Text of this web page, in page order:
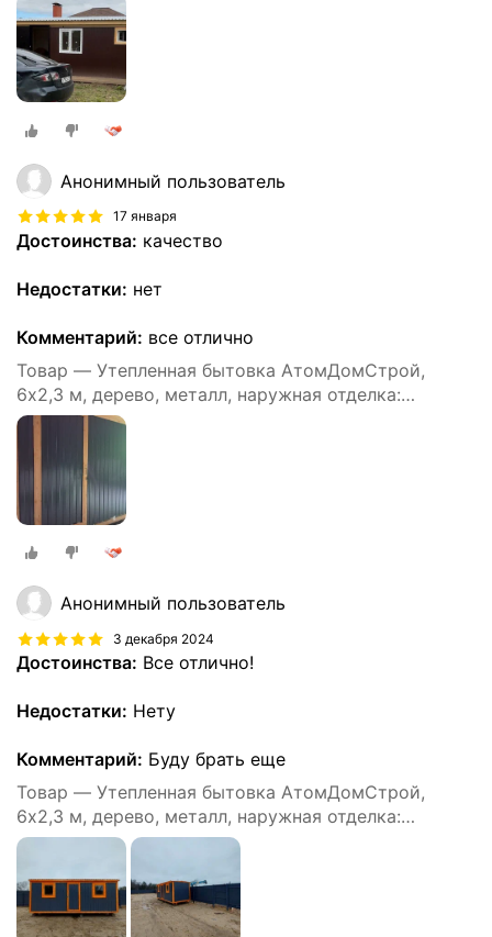
Анонимный пользователь
17 января
Достоинства: качество
Недостатки: нет
Комментарий: все отлично
Товар — Утепленная бытовка АтомДомСтрой,
6х2,3 м, дерево, металл, наружная отделка:
профлист
Анонимный пользователь
3 декабря 2024
Достоинства: Все отлично!
Недостатки: Нету
Комментарий: Буду брать еще
Товар — Утепленная бытовка АтомДомСтрой,
6х2,3 м, дерево, металл, наружная отделка:
профлист